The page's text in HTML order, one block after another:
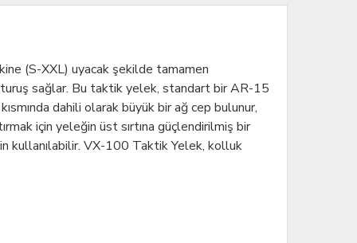
(S-XXL) uyacak şekilde tamamen
sağlar. Bu taktik yelek, standart bir AR-15
dahili olarak büyük bir ağ cep bulunur,
için yeleğin üst sırtına güçlendirilmiş bir
kullanılabilir. VX-100 Taktik Yelek, kolluk